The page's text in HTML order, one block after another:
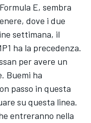
E, sembra
dove i due
settimana, il
ha la precedenza.
per avere un
Buemi ha
passo in questa
su questa linea.
entreranno nella